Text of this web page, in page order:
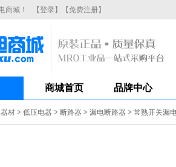
商城！ 【登录】 【免费注册】
商城首页 品牌中心
材 > 低压电器 > 断路器 > 漏电断路器 > 常熟开关漏